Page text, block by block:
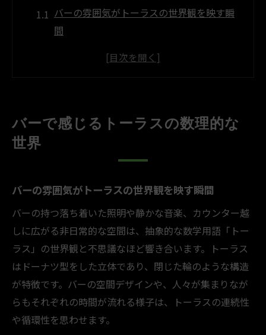
バーの雰囲気がトーラスの世界観を映す瞬
間
バーと数学が交わるトーラスの基礎を学ぶ
トーラスのイメージを身近なバーで広げる
トーラスの性質をバーのレイアウトで考察
バーで捉えるトーラスの周期性と連続性
身近なバーでトーラスの奥深さに触れる体
験
バーの配置から見えるトーラスの幾何学的
発見
日常生活の中に潜むトーラスの本質
バーを例に日常で見つかるトーラスの特徴
バーで感じるトーラスの数理的な
世界
バーの雰囲気がトーラスの世界観を映す瞬間
バーの持つ落ち着いた照明や静かな音楽、カウンター越
しに広がる非日常的な空間は、抽象的な数学用語「トー
ラス」の世界観と不思議なほど響き合います。トーラス
はドーナツ型をした立体であり、閉じた輪のような構造
が特徴です。バーの空間デザインや、人々が集まりなが
らもそれぞれの時間が流れる様子は、トーラスの連続性
や循環性を思わせます。